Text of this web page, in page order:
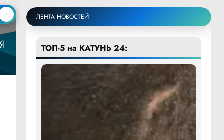
ЛЕНТА НОВОСТЕЙ
ТОП-5 на КАТУНЬ 24: